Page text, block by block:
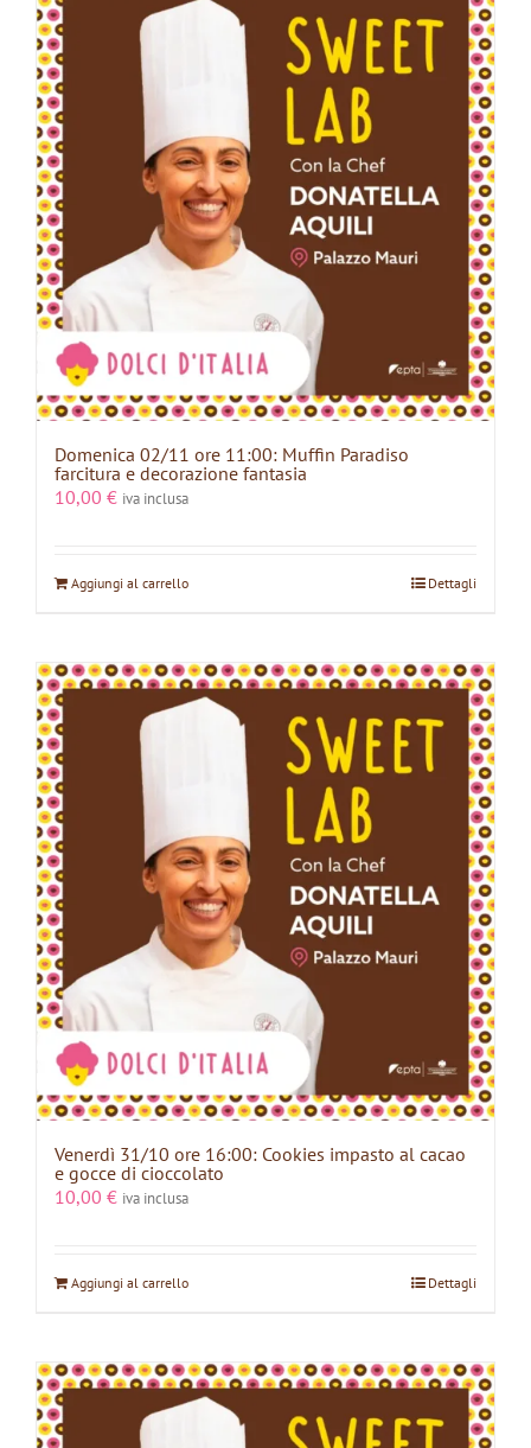
Domenica 02/11 ore 11:00: Muffin Paradiso
farcitura e decorazione fantasia
10,00 € iva inclusa
Aggiungi al carrello Dettagli
Venerdì 31/10 ore 16:00: Cookies impasto al cacao
e gocce di cioccolato
10,00 € iva inclusa
Aggiungi al carrello Dettagli